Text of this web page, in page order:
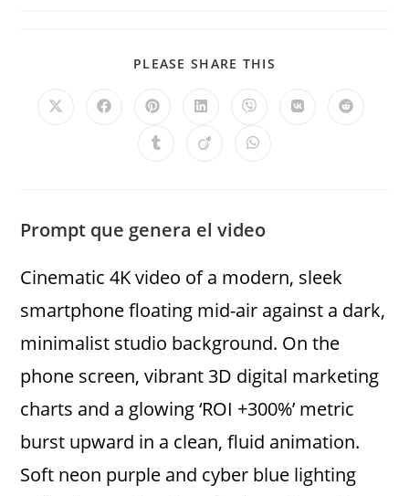
PLEASE SHARE THIS
Prompt que genera el video
Cinematic 4K video of a modern, sleek
smartphone floating mid-air against a dark,
minimalist studio background. On the
phone screen, vibrant 3D digital marketing
charts and a glowing ‘ROI +300%’ metric
burst upward in a clean, fluid animation.
Soft neon purple and cyber blue lighting